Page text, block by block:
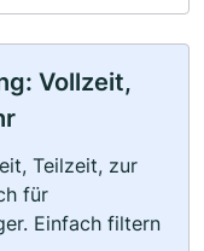
Vollzeit,
Teilzeit, zur
für
Einfach filtern